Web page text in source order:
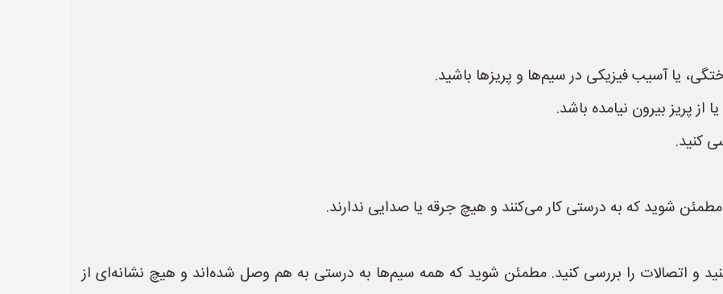
یا آسیب فیزیکی در سیم‌ها و پریزها باشید.
پریز بیرون نیامده باشد.
کنید.
شوید که به درستی کار می‌کنند و هیچ جرقه یا صدایی ندارند.
و اتصالات را بررسی کنید. مطمئن شوید که همه سیم‌ها به درستی به هم وصل شده‌اند و هیچ نشانه‌ای از